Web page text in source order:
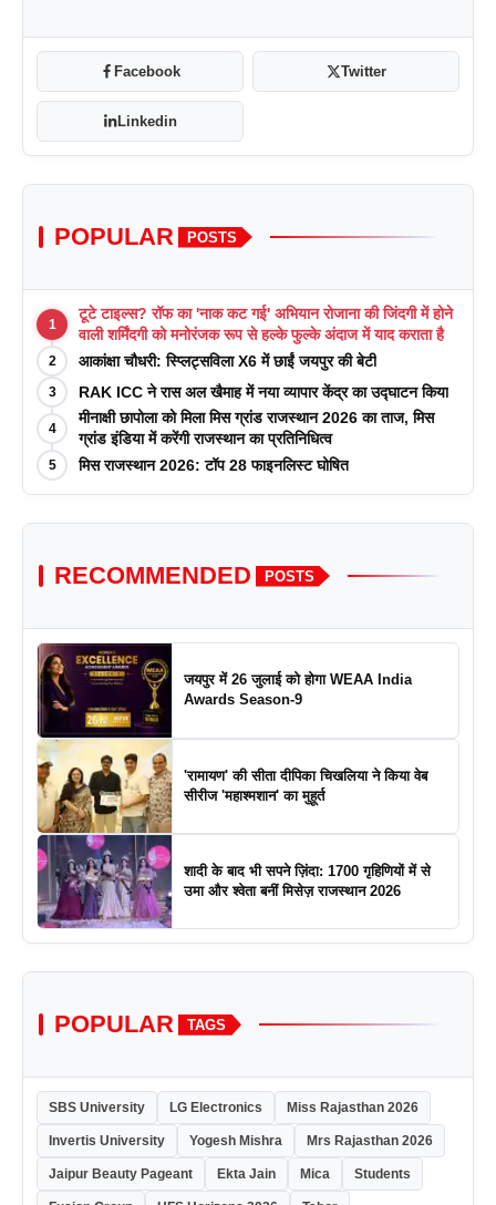
Facebook Twitter
Linkedin
POPULAR POSTS
1
टूटे टाइल्स? रॉफ का 'नाक कट गई' अभियान रोजाना की जिंदगी में होने
वाली शर्मिंदगी को मनोरंजक रूप से हल्के फुल्के अंदाज में याद कराता है
2 आकांक्षा चौधरी: स्प्लिट्सविला X6 में छाईं जयपुर की बेटी
3 RAK ICC ने रास अल खैमाह में नया व्यापार केंद्र का उद्घाटन किया
4
मीनाक्षी छापोला को मिला मिस ग्रांड राजस्थान 2026 का ताज, मिस
ग्रांड इंडिया में करेंगी राजस्थान का प्रतिनिधित्व
5 मिस राजस्थान 2026: टॉप 28 फाइनलिस्ट घोषित
RECOMMENDED POSTS
जयपुर में 26 जुलाई को होगा WEAA India
Awards Season-9
'रामायण' की सीता दीपिका चिखलिया ने किया वेब
सीरीज 'महाश्मशान' का मुहूर्त
शादी के बाद भी सपने ज़िंदा: 1700 गृहिणियों में से
उमा और श्वेता बनीं मिसेज़ राजस्थान 2026
POPULAR TAGS
SBS University LG Electronics Miss Rajasthan 2026
Invertis University Yogesh Mishra Mrs Rajasthan 2026
Jaipur Beauty Pageant Ekta Jain Mica Students